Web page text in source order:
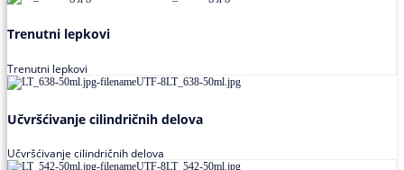
Trenutni lepkovi
Trenutni lepkovi
Učvršćivanje cilindričnih delova
Učvršćivanje cilindričnih delova